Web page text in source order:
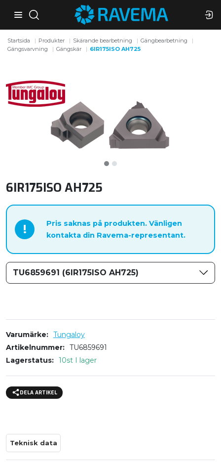
Startsida Produkter Skärande bearbetning
Gängbearbetning
Gängsvarvning
Gängskär 6IR175ISO AH725
6IR175ISO AH725
!
Pris saknas på produkten. Vänligen
kontakta din Ravema-representant.
TU6859691 (6IR175ISO AH725)
Varumärke
Tungaloy
Artikelnummer
TU6859691
Lagerstatus
10st I lager
DELA ARTIKEL
Teknisk data